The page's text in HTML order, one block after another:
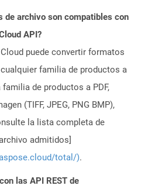
de archivo son compatibles con
API?
puede convertir formatos
familia de productos a
de productos a PDF,
(TIFF, JPEG, PNG BMP),
la lista completa de
admitidos]
total/).
las API REST de